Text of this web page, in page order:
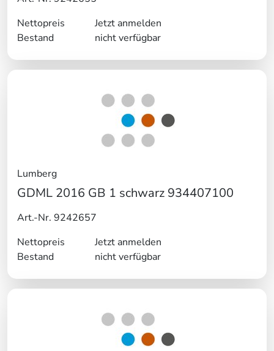
Nettopreis
Jetzt anmelden
Bestand
nicht verfügbar
Lumberg
GDML 2016 GB 1 schwarz 934407100
Art.-Nr. 9242657
Nettopreis
Jetzt anmelden
Bestand
nicht verfügbar